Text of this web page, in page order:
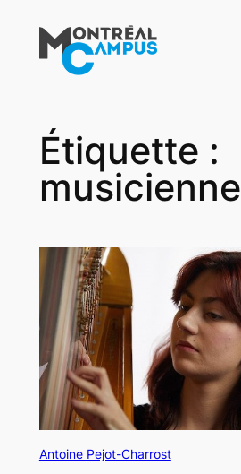
contenu
Étiquette :
musicienne
Antoine Pejot-Charrost